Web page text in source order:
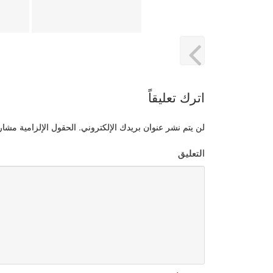
اترك تعليقاً
لن يتم نشر عنوان بريدك الإلكتروني. الحقول الإلزامية مشار
التعليق